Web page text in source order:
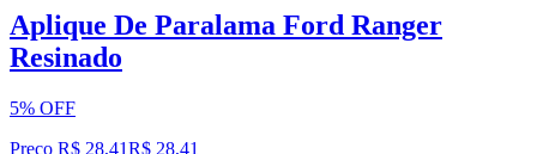
Aplique De Paralama Ford Ranger
Resinado
5% OFF
Preço R$ 28,41R$ 28,41